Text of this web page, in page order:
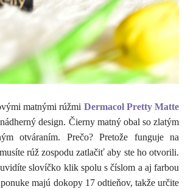
matnými rúžmi Dermacol Pretty Matte
design. Čierny matný obal so zlatým
otváraním. Prečo? Pretože funguje na
rúž zospodu zatlačiť aby ste ho otvorili.
slovíčko klik spolu s číslom a aj farbou
majú dokopy 17 odtieňov, takže určite